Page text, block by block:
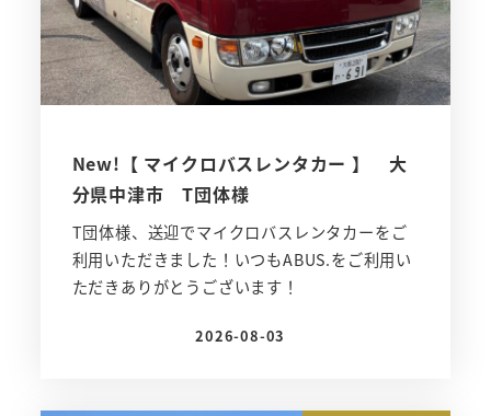
New!【 マイクロバスレンタカー 】 大
分県中津市 T団体様
T団体様、送迎でマイクロバスレンタカーをご
利用いただきました！いつもABUS.をご利用い
ただきありがとうございます！
投稿日
2026-08-03